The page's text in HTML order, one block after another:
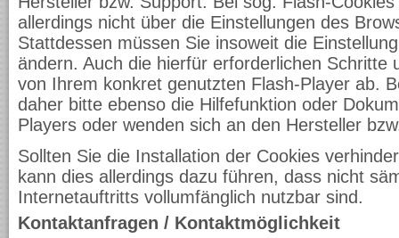
allerdings nicht über die Einstellungen des
Stattdessen müssen Sie insoweit die
ändern. Auch die hierfür erforderlichen Schritte
von Ihrem konkret genutzten Flash-Player ab.
daher bitte ebenso die Hilfefunktion oder
Players oder wenden sich an den Hersteller
Sollten Sie die Installation der Cookies
kann dies allerdings dazu führen, dass nicht
Internetauftritts vollumfänglich nutzbar sind.
Kontaktanfragen / Kontaktmöglichkeit